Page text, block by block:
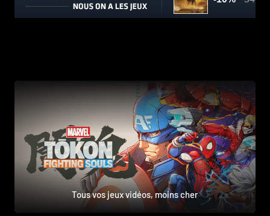
Tous vos jeux vidéos, moins cher